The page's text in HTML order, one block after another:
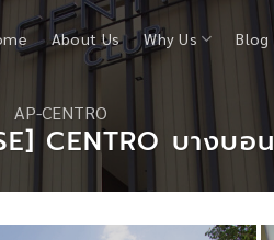
About Us Why Us Blog
AP-CENTRO
CENTRO บางบอน